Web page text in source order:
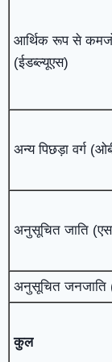
आर्थिक रूप से
(ईडब्ल्यूएस)
अन्य पिछड़ा वर्ग
अनुसूचित जाति
अनुसूचित जनजाति
कुल